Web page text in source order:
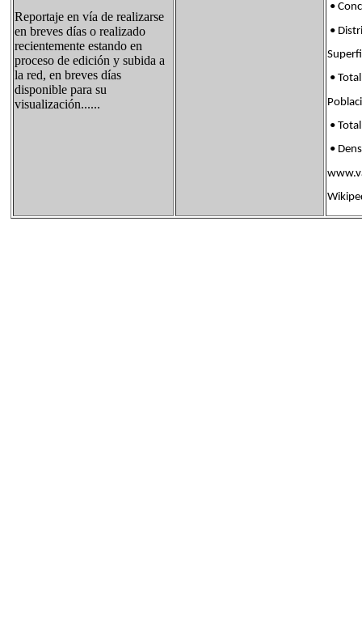
Reportaje en vía de realizarse
en breves días o realizado
recientemente estando en
proceso de edición y subida a
la red, en breves días
disponible para su
visualización......
•
•
•
•
•